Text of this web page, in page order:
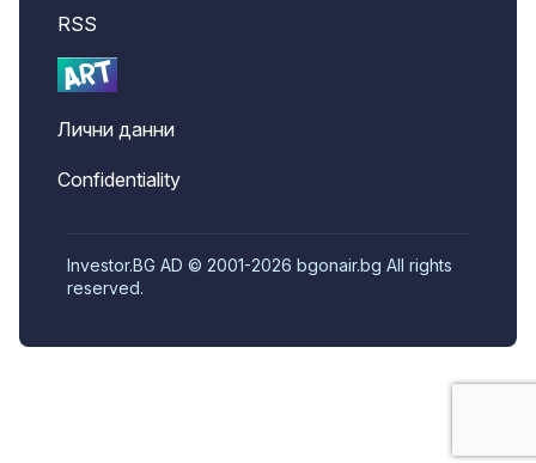
RSS
Лични данни
Confidentiality
Investor.BG AD © 2001-2026 bgonair.bg All rights
reserved.